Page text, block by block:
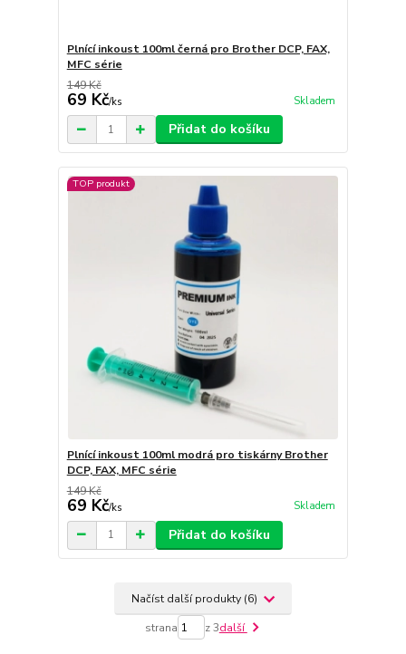
Plnící inkoust 100ml černá pro Brother DCP, FAX,
MFC série
149 Kč
69 Kč/ks Skladem
Přidat do košíku
TOP produkt
Plnící inkoust 100ml modrá pro tiskárny Brother
DCP, FAX, MFC série
149 Kč
69 Kč/ks Skladem
Přidat do košíku
Načíst další produkty (6)
strana z 3další